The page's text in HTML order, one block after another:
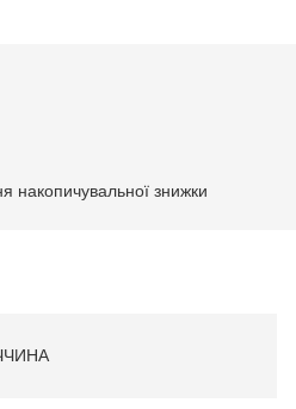
накопичувальної знижки